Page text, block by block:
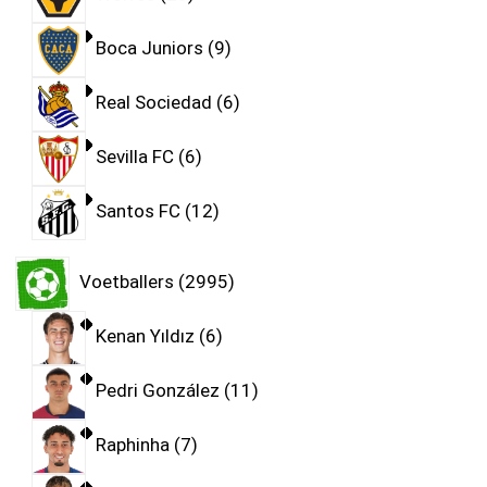
Boca Juniors 9
Real Sociedad 6
Sevilla FC 6
Santos FC 12
Voetballers 2995
Kenan Yıldız 6
Pedri González 11
Raphinha 7